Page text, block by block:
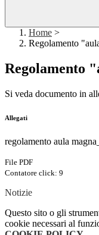
Home >
Regolamento
Regolamento
Si veda documento in
Allegati
regolamento aula
File PDF
Contatore click: 9
Notizie
Questo sito o gli
cookie necessari al